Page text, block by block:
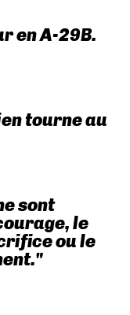
en A-29B.
tourne au
sont
le
ou le